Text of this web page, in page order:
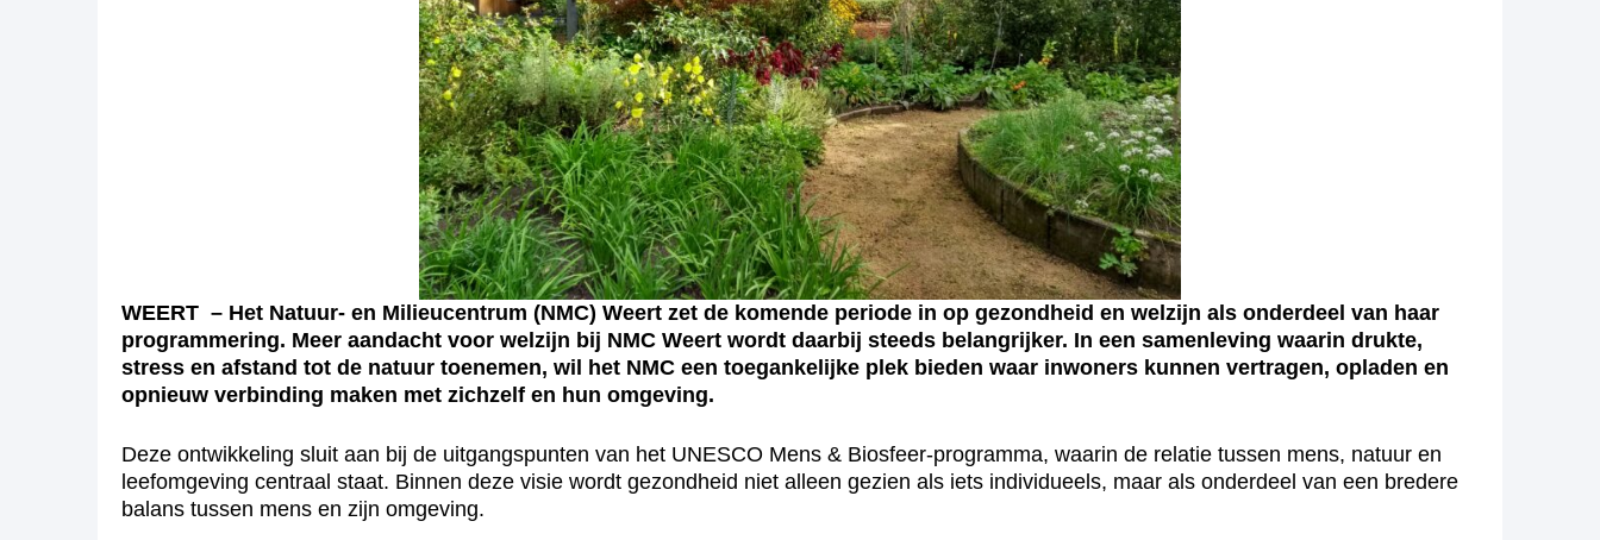
WEERT – Het Natuur- en Milieucentrum (NMC) Weert zet de komende periode in op gezondheid en welzijn als onderdeel van haar
programmering. Meer aandacht voor welzijn bij NMC Weert wordt daarbij steeds belangrijker. In een samenleving waarin drukte,
stress en afstand tot de natuur toenemen, wil het NMC een toegankelijke plek bieden waar inwoners kunnen vertragen, opladen en
opnieuw verbinding maken met zichzelf en hun omgeving.
Deze ontwikkeling sluit aan bij de uitgangspunten van het UNESCO Mens & Biosfeer-programma, waarin de relatie tussen mens, natuur en
leefomgeving centraal staat. Binnen deze visie wordt gezondheid niet alleen gezien als iets individueels, maar als onderdeel van een bredere
balans tussen mens en zijn omgeving.